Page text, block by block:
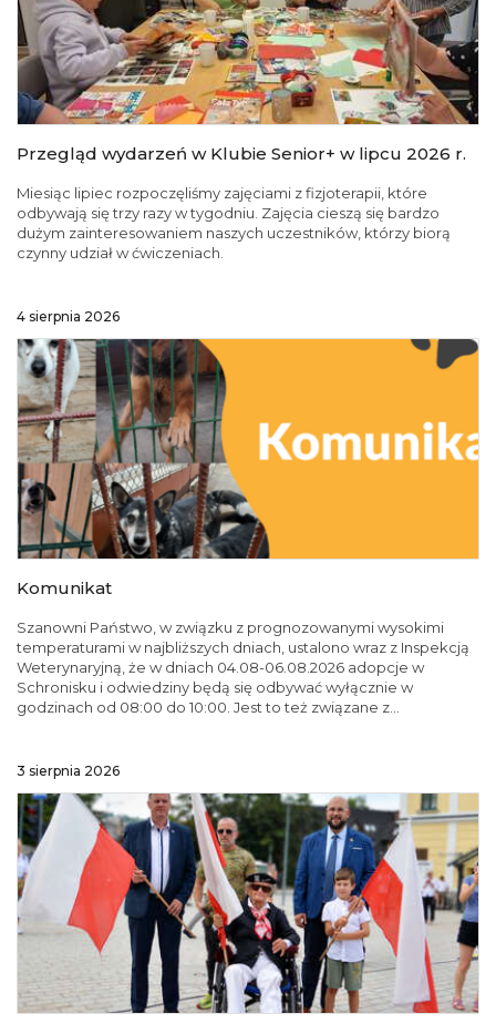
Przegląd wydarzeń w Klubie Senior+ w lipcu 2026 r.
Miesiąc lipiec rozpoczęliśmy zajęciami z fizjoterapii, które
odbywają się trzy razy w tygodniu. Zajęcia cieszą się bardzo
dużym zainteresowaniem naszych uczestników, którzy biorą
czynny udział w ćwiczeniach.
4 sierpnia 2026
Komunikat
Szanowni Państwo, w związku z prognozowanymi wysokimi
temperaturami w najbliższych dniach, ustalono wraz z Inspekcją
Weterynaryjną, że w dniach 04.08-06.08.2026 adopcje w
Schronisku i odwiedziny będą się odbywać wyłącznie w
godzinach od 08:00 do 10:00. Jest to też związane z...
3 sierpnia 2026